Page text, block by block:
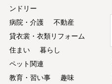
ンドリー
病院・介護
不動産
貸衣裳・衣類リフォーム
住まい
暮らし
ペット関連
教育・習い事
趣味